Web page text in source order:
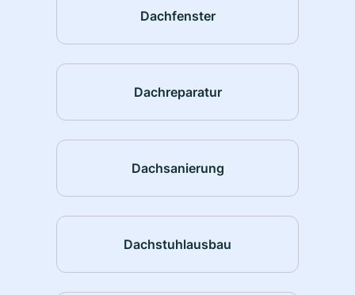
Dachfenster
Dachreparatur
Dachsanierung
Dachstuhlausbau